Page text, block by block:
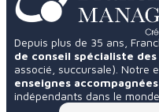
Depuis plus de 35 ans,
de conseil spécialiste
associé, succursale). Notre
enseignes accompagnées
indépendants dans le monde.